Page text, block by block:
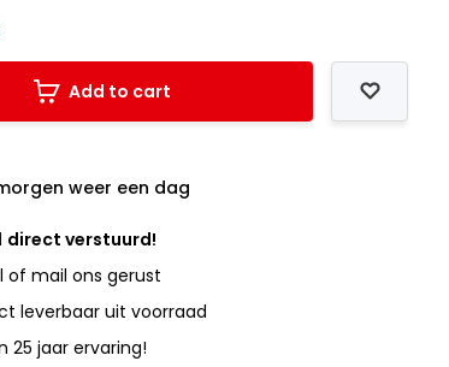
Add to cart
weer een dag
direct verstuurd!
of mail ons gerust
leverbaar uit voorraad
25 jaar ervaring!